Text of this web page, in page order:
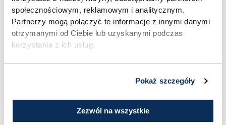
społecznościowym, reklamowym i analitycznym.
Partnerzy mogą połączyć te informacje z innymi danymi
otrzymanymi od Ciebie lub uzyskanymi podczas
korzystania z ich usług.
Pokaż szczegóły
Zezwól na wszystkie
§ 9. Warunki rozwiązywania umów oraz prawo
odstąpienia
elektroniczną, w tym zrezygnować z
Newslettera.
Zasady wypowiedzenia i rozwiązania Umowy